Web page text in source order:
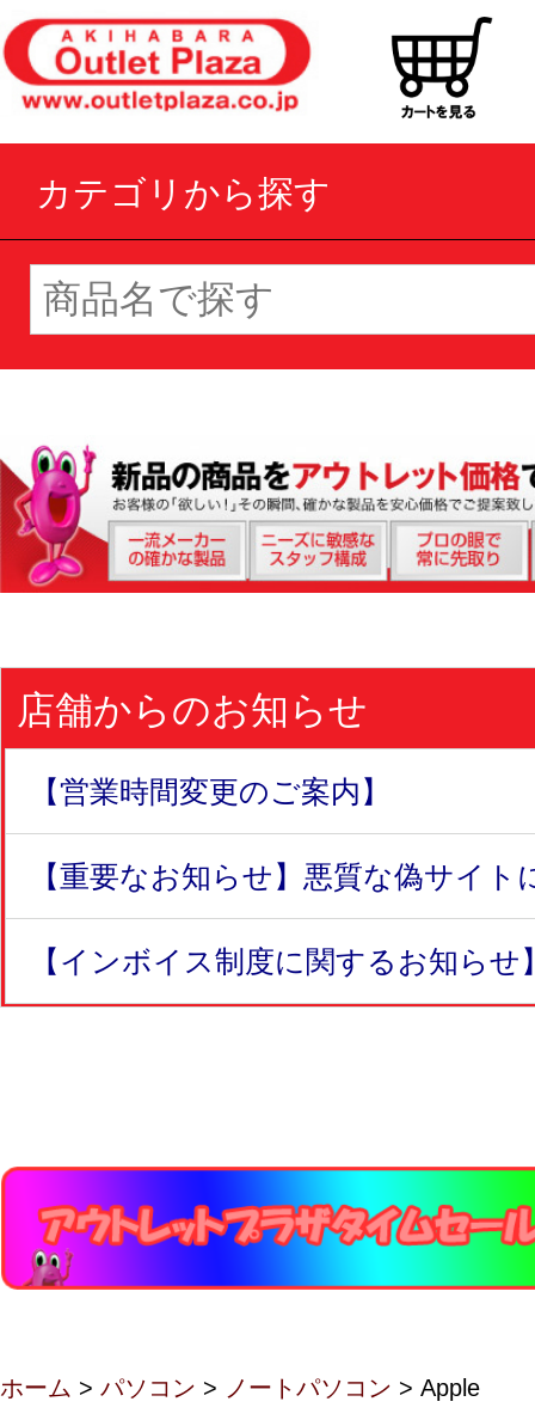
カテゴリから探す
店舗からのお知らせ
【営業時間変更のご案内】
【重要なお知らせ】悪質な偽サイト
【インボイス制度に関するお知らせ
ホーム > パソコン > ノートパソコン > Apple